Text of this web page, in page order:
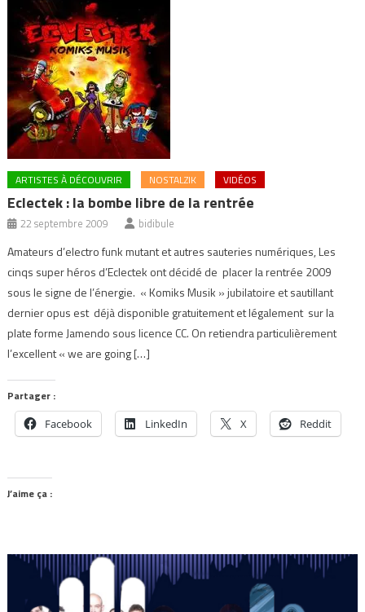
ARTISTES À DÉCOUVRIR NOSTALZIK VIDÉOS
Eclectek : la bombe libre de la rentrée
22 septembre 2009 bidibule
Amateurs d’electro funk mutant et autres sauteries numériques, Les
cinqs super héros d’Eclectek ont décidé de placer la rentrée 2009
sous le signe de l’énergie. « Komiks Musik » jubilatoire et sautillant
dernier opus est déjà disponible gratuitement et légalement sur la
plate forme Jamendo sous licence CC. On retiendra particulièrement
l’excellent « we are going […]
Partager :
Facebook LinkedIn X Reddit
J’aime ça :